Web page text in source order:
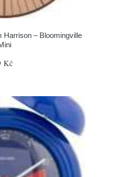
Harrison – Bloomingville
Kč